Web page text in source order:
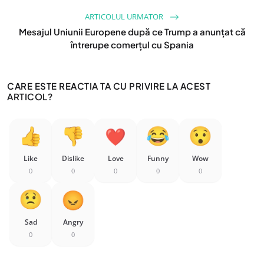
ARTICOLUL URMATOR
Mesajul Uniunii Europene după ce Trump a anunțat că
întrerupe comerțul cu Spania
CARE ESTE REACTIA TA CU PRIVIRE LA ACEST
ARTICOL?
Like
0
Dislike
0
Love
0
Funny
0
Wow
0
Sad
0
Angry
0